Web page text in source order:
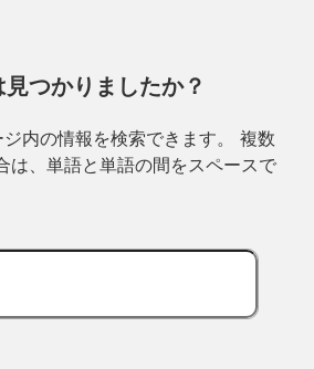
つかりましたか？
内の情報を検索できます。 複数
は、単語と単語の間をスペースで